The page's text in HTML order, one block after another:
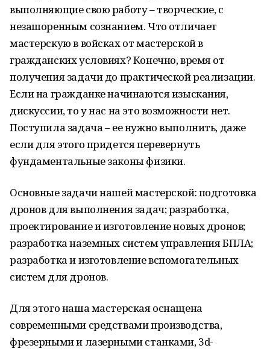
выполняющие свою работу – творческие, с
незашоренным сознанием. Что отличает
мастерскую в войсках от мастерской в
гражданских условиях? Конечно, время от
получения задачи до практической реализации.
Если на гражданке начинаются изыскания,
дискуссии, то у нас на это возможности нет.
Поступила задача – ее нужно выполнить, даже
если для этого придется перевернуть
фундаментальные законы физики.
Основные задачи нашей мастерской: подготовка
дронов для выполнения задач; разработка,
проектирование и изготовление новых дронов;
разработка наземных систем управления БПЛА;
разработка и изготовление вспомогательных
систем для дронов.
Для этого наша мастерская оснащена
современными средствами производства,
фрезерными и лазерными станками, 3d-